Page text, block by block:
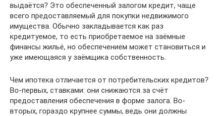
выдаётся? Это обеспеченный залогом кредит, чаще
всего предоставляемый для покупки недвижимого
имущества. Обычно закладывается как раз
кредитуемое, то есть приобретаемое на заёмные
финансы жильё, но обеспечением может становиться и
уже имеющаяся у заёмщика собственность.
Чем ипотека отличается от потребительских кредитов?
Во-первых, ставками: они снижаются за счёт
предоставления обеспечения в форме залога. Во-
вторых, гораздо крупнее суммы, ведь они должны